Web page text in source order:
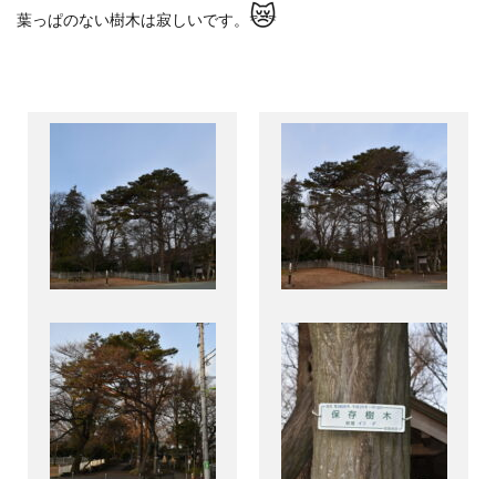
葉っぱのない樹木は寂しいです。 😿